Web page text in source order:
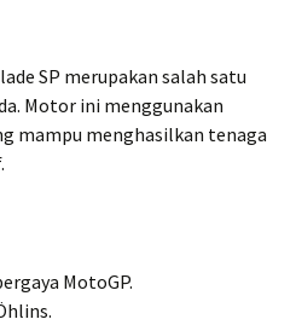
SP merupakan salah satu
Motor ini menggunakan
mampu menghasilkan tenaga
MotoGP.